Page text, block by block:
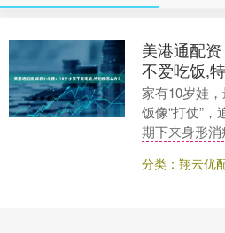
美港通配
不爱吃饭,
家有10岁娃
饭像“打仗”
期下来身形
既担心影响
导，急得团团
分类：翔云优